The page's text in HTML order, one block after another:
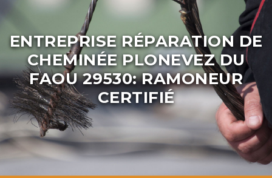
ENTREPRISE RÉPARATION DE
CHEMINÉE PLONEVEZ DU
FAOU 29530: RAMONEUR
CERTIFIÉ